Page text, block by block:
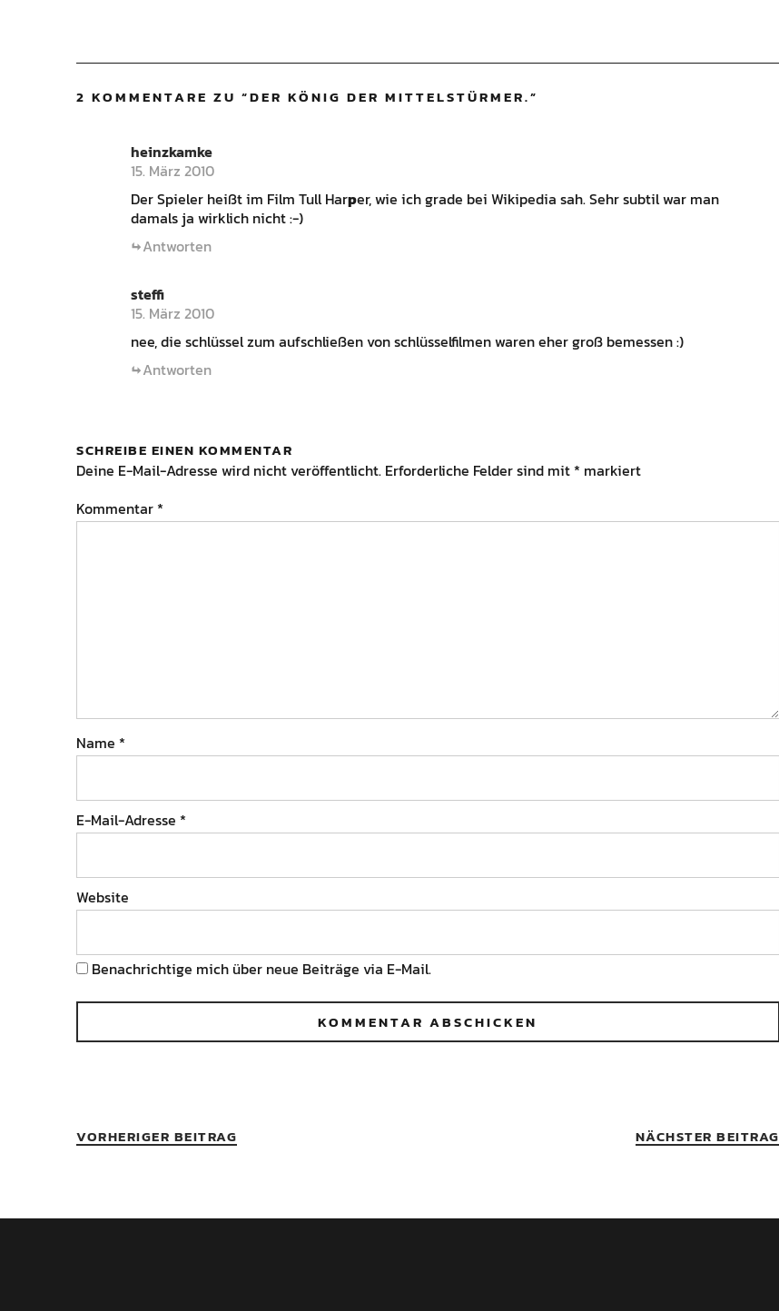
2 KOMMENTARE ZU “DER KÖNIG DER MITTELSTÜRMER.”
heinzkamke
15. März 2010
Der Spieler heißt im Film Tull Harper, wie ich grade bei Wikipedia sah. Sehr subtil war man
damals ja wirklich nicht :-)
Antworten
steffi
15. März 2010
nee, die schlüssel zum aufschließen von schlüsselfilmen waren eher groß bemessen :)
Antworten
SCHREIBE EINEN KOMMENTAR
Deine E-Mail-Adresse wird nicht veröffentlicht. Erforderliche Felder sind mit * markiert
Kommentar *
Name *
E-Mail-Adresse *
Website
Benachrichtige mich über neue Beiträge via E-Mail.
VORHERIGER BEITRAG NÄCHSTER BEITRAG